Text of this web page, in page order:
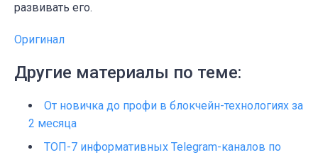
развивать его.
Оригинал
Другие материалы по теме:
От новичка до профи в блокчейн-технологиях за
2 месяца
ТОП-7 информативных Telegram-каналов по